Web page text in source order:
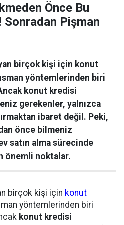
Önce Bu
Sonradan Pişman
birçok kişi için konut
yöntemlerinden biri
konut kredisi
gerekenler, yalnızca
ibaret değil. Peki,
önce bilmeniz
satın alma sürecinde
önemli noktalar.
birçok kişi için konut
yöntemlerinden biri
konut kredisi